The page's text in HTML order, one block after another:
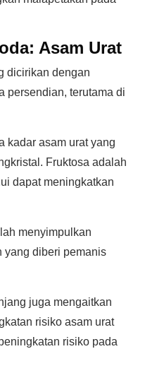
Asam Urat
dicirikan dengan
persendian, terutama di
kadar asam urat yang
Fruktosa adalah
dapat meningkatkan
menyimpulkan
yang diberi pemanis
juga mengaitkan
risiko asam urat
risiko pada